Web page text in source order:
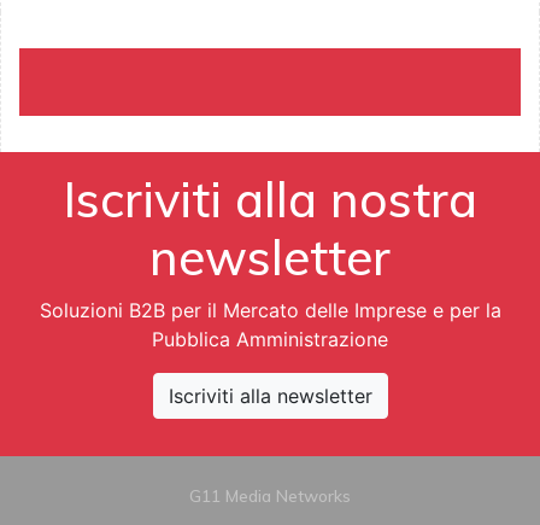
Iscriviti alla nostra
newsletter
Soluzioni B2B per il Mercato delle Imprese e per la
Pubblica Amministrazione
Iscriviti alla newsletter
G11 Media Networks